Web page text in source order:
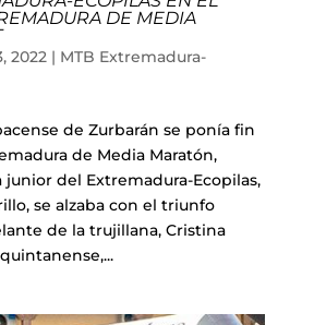
DE MEDIA
2022| MTB Extremadura-
de Zurbarán se ponía fin
de Media Maratón,
del Extremadura-Ecopilas,
se alzaba con el triunfo
de la trujillana, Cristina